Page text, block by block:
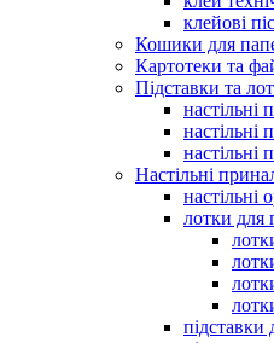
клейові
Кошики для
Картотеки та
Підставки та
настільні
настільні
настільні
Настільні
настільні
лотки для
підставки